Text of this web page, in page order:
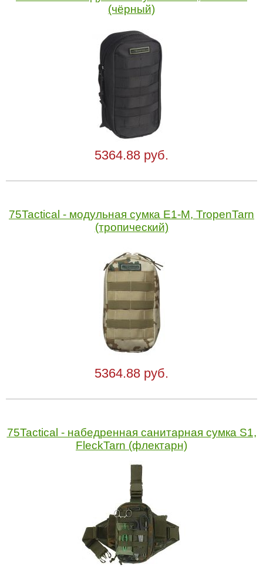
(чёрный)
5364.88 руб.
75Tactical - модульная сумка Е1-М, TropenTarn
(тропический)
5364.88 руб.
75Tactical - набедренная санитарная сумка S1,
FleckTarn (флектарн)